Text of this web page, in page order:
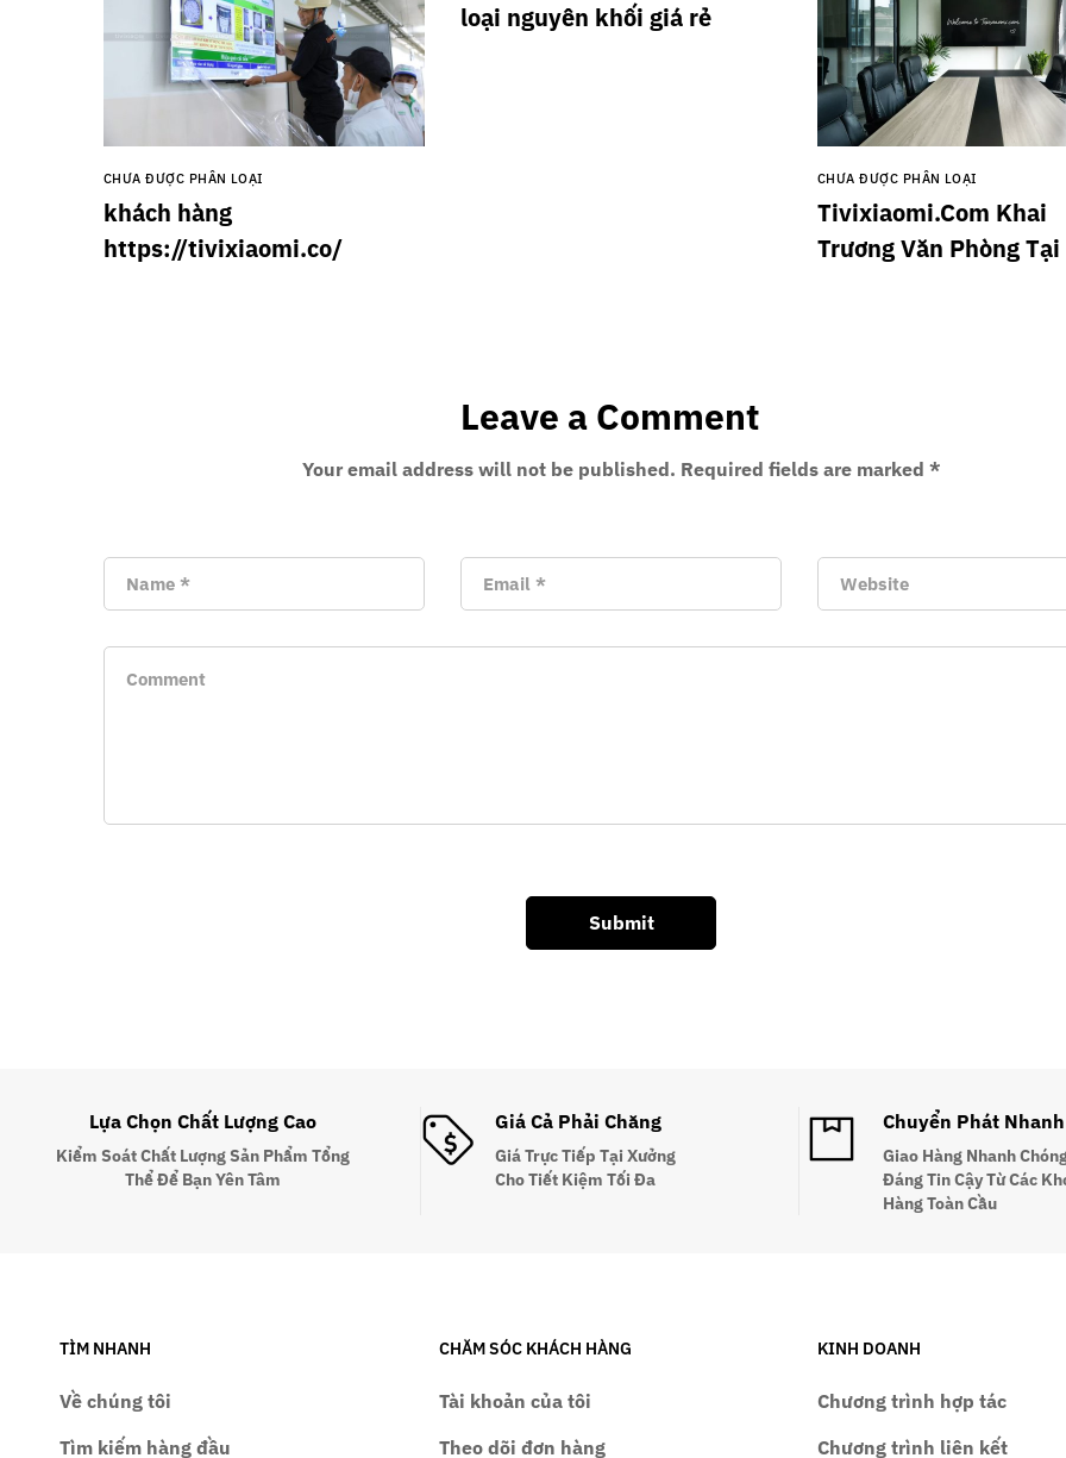
CHƯA ĐƯỢC PHÂN LOẠI
khách hàng
https://tivixiaomi.co/
loại nguyên khối giá rẻ
CHƯA ĐƯỢC PHÂN LOẠI
Tivixiaomi.Com Khai
Trương Văn Phòng
Leave a Comment
Your email address will not be published. Required fields are marked *
Lựa Chọn Chất Lượng Cao
Kiểm Soát Chất Lượng Sản Phẩm Tổng
Thể Để Bạn Yên Tâm
Giá Cả Phải Chăng
Giá Trực Tiếp Tại Xưởng
Cho Tiết Kiệm Tối Đa
Chuyển Phát Nhanh
Giao Hàng Nhanh
Đáng Tin Cậy Từ Các
Hàng Toàn Cầu
TÌM NHANH
Về chúng tôi
Tìm kiếm hàng đầu
CHĂM SÓC KHÁCH HÀNG
Tài khoản của tôi
Theo dõi đơn hàng
KINH DOANH
Chương trình hợp tác
Chương trình liên kết